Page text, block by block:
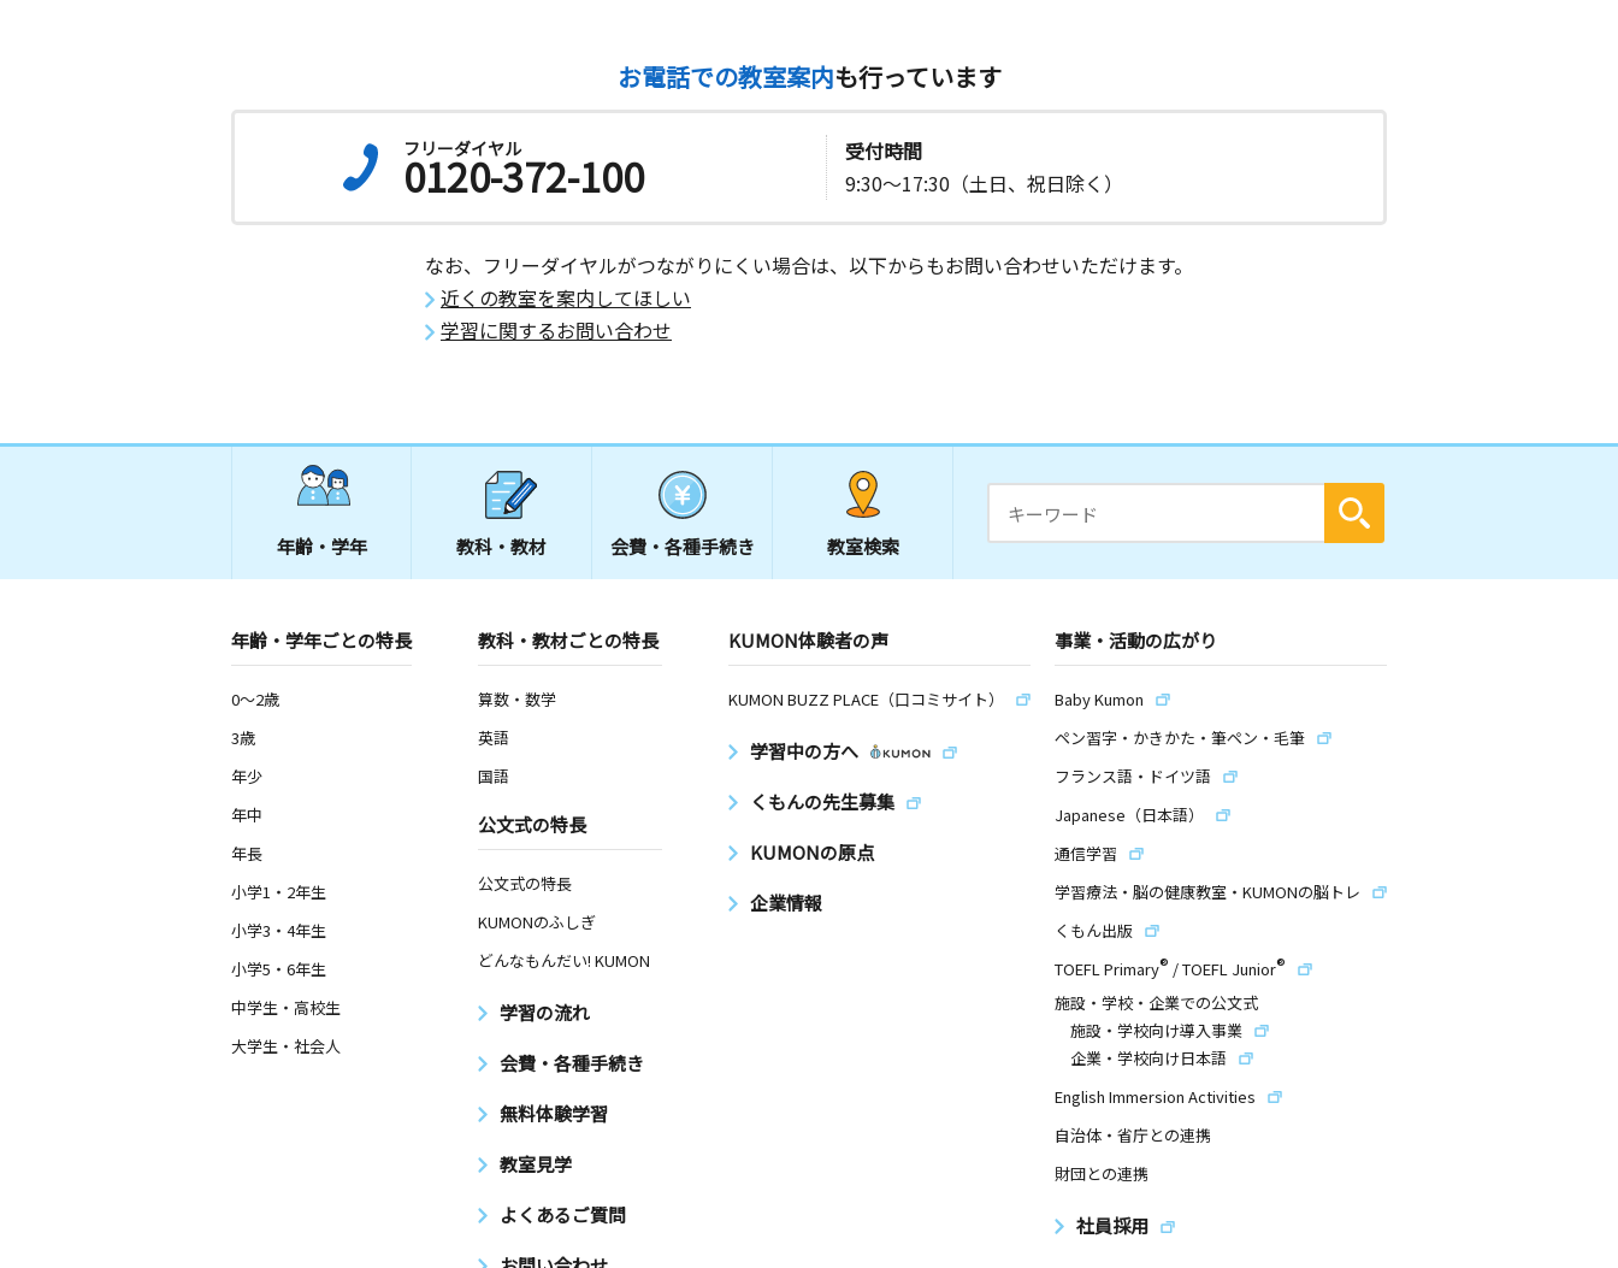
お電話での教室案内も行っています
フリーダイヤル
0120-372-100
受付時間
9:30～17:30（土日、祝日除く）
なお、フリーダイヤルがつながりにくい場合は、以下からもお問い合わせいただけます。
近くの教室を案内してほしい
学習に関するお問い合わせ
年齢・学年 教科・教材 会費・ 各種手続き 教室検索
年齢・学年ごとの特長
0～2歳
3歳
年少
年中
年長
小学1・2年生
小学3・4年生
小学5・6年生
中学生・高校生
大学生・社会人
教科・教材ごとの特長
算数・数学
英語
国語
公文式の特長
公文式の特長
KUMONのふしぎ
どんなもんだい! KUMON
学習の流れ
会費・各種手続き
無料体験学習
教室見学
よくあるご質問
KUMON体験者の声
KUMON BUZZ PLACE（口コミサイト）
学習中の方へ
くもんの先生募集
KUMONの原点
企業情報
事業・活動の広がり
Baby Kumon
ペン習字・かきかた・筆ペン・毛筆
フランス語・ドイツ語
Japanese（日本語）
通信学習
学習療法・脳の健康教室・KUMONの脳トレ
くもん出版
TOEFL Primary® /TOEFL Junior®
施設・学校・企業での公文式
施設・学校向け導入事業
企業・学校向け日本語
English Immersion Activities
自治体・省庁との連携
財団との連携
社員採用